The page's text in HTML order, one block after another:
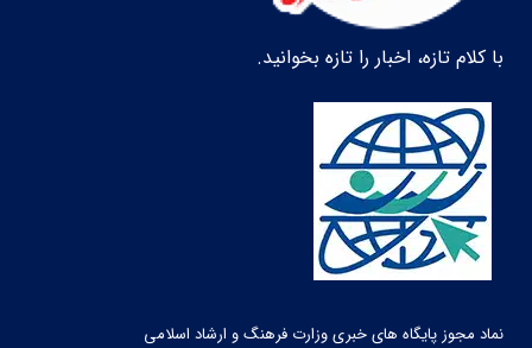
با کلام تازه، اخبار را تازه بخوانید.
نماد مجوز پایگاه های خبری وزارت فرهنگ و ارشاد اسلامی